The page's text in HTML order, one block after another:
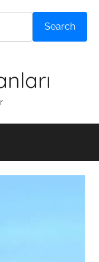
Search